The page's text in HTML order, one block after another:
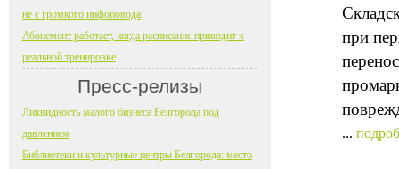
при
...
не с громкого инфоповода
Абонемент работает, когда расписание приводит к
реальной тренировке
Пресс-релизы
Ликвидность малого бизнеса Белгорода под
давлением
Библиотеки и культурные центры Белгорода: место